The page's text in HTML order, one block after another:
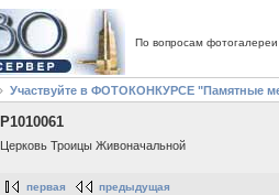
По вопросам
Участвуйте в ФОТОКОНКУРСЕ "Памятные
P1010061
Церковь Троицы Живоначальной
первая предыдущая